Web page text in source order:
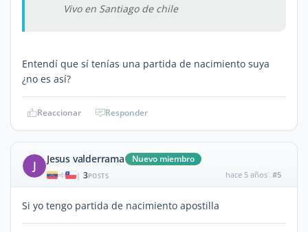
Vivo en Santiago de chile
Entendí que sí tenías una partida de nacimiento suya
¿no es así?
Reaccionar Responder
J Jesus valderrama Nuevo miembro
| 3POSTS hace 5 años #5
Si yo tengo partida de nacimiento apostilla